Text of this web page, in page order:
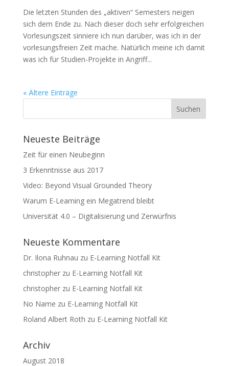
Die letzten Stunden des „aktiven“ Semesters neigen
sich dem Ende zu. Nach dieser doch sehr erfolgreichen
Vorlesungszeit sinniere ich nun darüber, was ich in der
vorlesungsfreien Zeit mache. Natürlich meine ich damit
was ich für Studien-Projekte in Angriff...
« Ältere Einträge
Neueste Beiträge
Zeit für einen Neubeginn
3 Erkenntnisse aus 2017
Video: Beyond Visual Grounded Theory
Warum E-Learning ein Megatrend bleibt
Universität 4.0 – Digitalisierung und Zerwürfnis
Neueste Kommentare
Dr. Ilona Ruhnau zu E-Learning Notfall Kit
christopherzu E-Learning Notfall Kit
christopherzu E-Learning Notfall Kit
No Name zu E-Learning Notfall Kit
Roland Albert Roth zu E-Learning Notfall Kit
Archiv
August 2018